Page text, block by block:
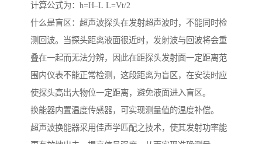
计算公式为：h=H–L L=Vt/2
什么是盲区：超声波探头在发射超声波时，不能同时检
测回波。当探头距离液面很近时，发射波与回波将会重
叠在一起而无法分辨，因此在距探头发射面一定距离范
围内仪表不能正常检测，这段距离为盲区，在安装时应
使探头高出大物位一定距离，避免液面进入盲区。
换能器内置温度传感器，可实现测量值的温度补偿。
超声波换能器采用佳声学匹配之技术，使其发射功率能